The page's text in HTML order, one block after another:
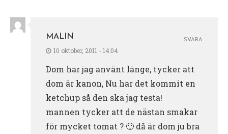
MALIN
10 oktober, 2011 - 14:04
Dom har jag använt länge, tycker att
dom är kanon, Nu har det kommit en
ketchup så den ska jag testa!
mannen tycker att de nästan smakar
för mycket tomat ? 🙂 då är dom ju bra
SVARA